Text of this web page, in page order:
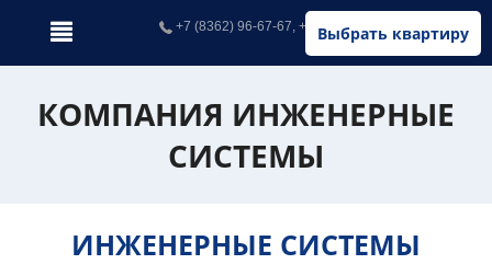
Выбрать квартиру
+7 (8362) 96-67-67, +7 (902) 326-67-67
КОМПАНИЯ ИНЖЕНЕРНЫЕ
СИСТЕМЫ
ИНЖЕНЕРНЫЕ СИСТЕМЫ